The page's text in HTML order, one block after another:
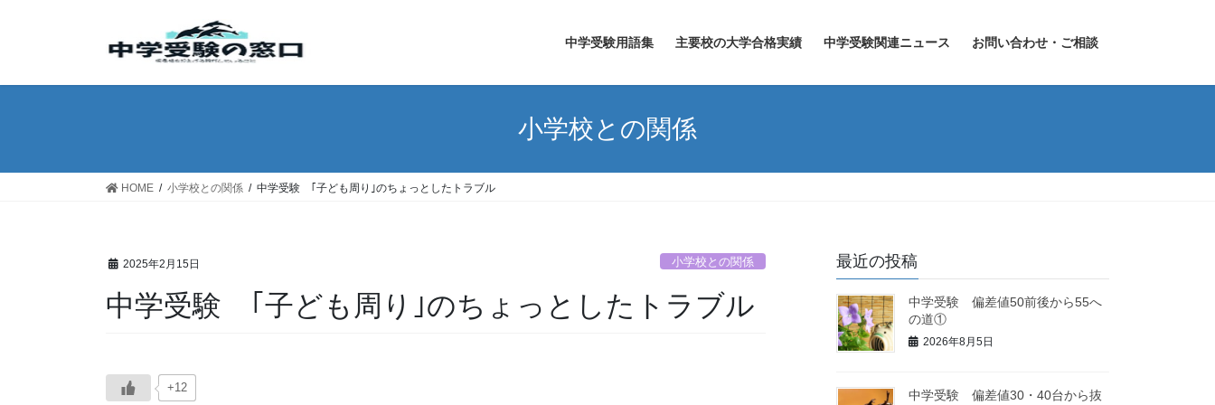
中学受験用語集 主要校の大学合格実績 中学受験関連ニュース お問い合わせ・ご相談
小学校との関係
HOME 小学校との関係 中学受験 ｢子ども周り｣のちょっとしたトラブル
2025年2月15日 小学校との関係
中学受験 ｢子ども周り｣のちょっとしたトラブル
+12
最近の投稿
中学受験 偏差値50前後から55へ
の道①
2026年8月5日
中学受験 偏差値30・40台から抜